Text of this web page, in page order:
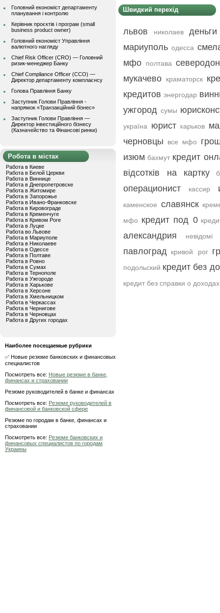
Головний економіст департаменту
планування і контролю
Керівник проєктів і програм (small
business product owner)
Головний економіст Управління
валютного нагляду
Chief Risk Officer (CRO) — Головний
ризик-менеджер Банку
Chief Compliance Officer (CCO) —
Директор департаменту комплаєнсу
Голова Правління Банку
Заступник Голови Правління -
напрямок «Транзакційний бізнес»
Заступник Голови Правління —
Директор інвестиційного бізнесу
(Казначейство та Фінансові ринки)
Робота в містах
Работа в Киеве
Работа в Белой Церкви
Работа в Виннице
Работа в Днепропетровске
Работа в Житомире
Работа в Запорожье
Работа в Ивано-Франковске
Работа в Кировограде
Работа в Кременчуге
Работа в Кривом Роге
Работа в Луцке
Работа во Львове
Работа в Мариуполе
Работа в Николаеве
Работа в Одессе
Работа в Полтаве
Работа в Ровно
Работа в Сумах
Работа в Тернополе
Работа в Ужгороде
Работа в Харькове
Работа в Херсоне
Работа в Хмельницком
Работа в Черкассах
Работа в Чернигове
Работа в Черновцах
Работа в Других городах
Наиболее посещаемые рубрики
✅ Новые резюме банковских и финансовых
специалистов
Посмотреть все: Новые резюме в банке,
финансах и страховании
Резюме руководителей в банке и финансах
Посмотреть все: Резюме руководителей в
финансовой и банковской сфере
Резюме по городам в банке, финансах и
страховании
Посмотреть все: Резюме банковских и
финансовых специалистов по городам
Украины
Швидкий перехід
львов николаев
мариуполь одесса
мфо
полтава
мукачево
краматорск
кредитов энергодар
ужгород сумы
україна юрист харьков
черновцы
все мфо
изюм бахмут кредит
відсотків на картку
операционист кассир
каменское славянск
мфо кредит под 0
александрия
павлоград кривой рог
подольский кредит без
кредит без справки о доходах